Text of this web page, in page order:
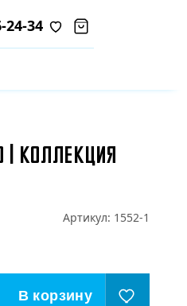
24-34
| КОЛЛЕКЦИЯ
Артикул: 1552-1
В корзину